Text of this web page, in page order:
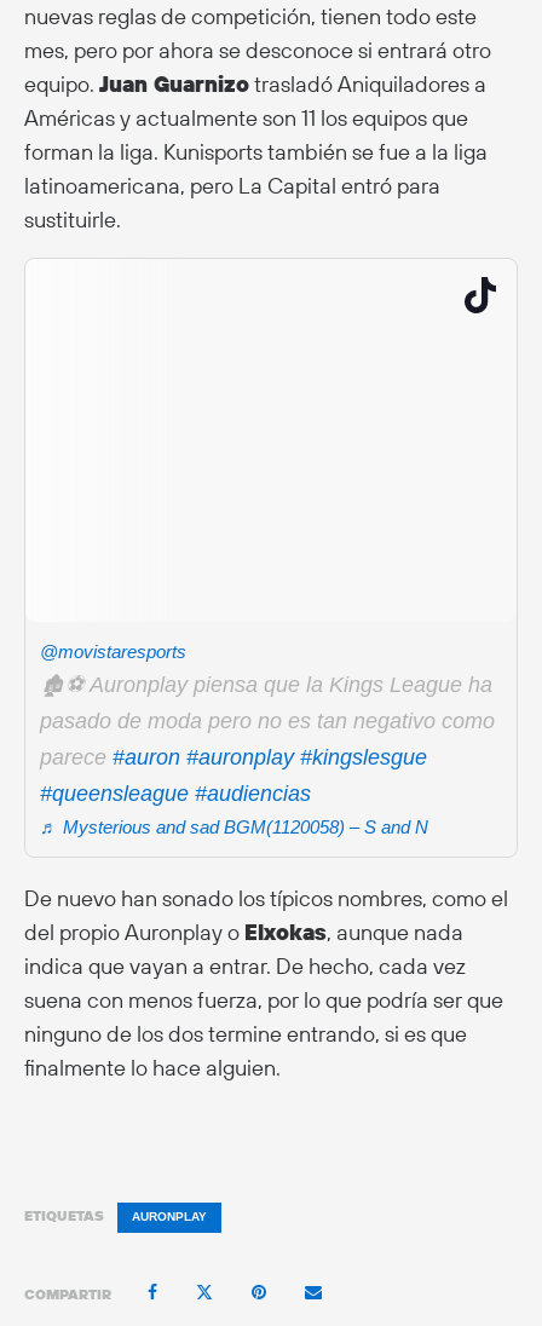
nuevas reglas de competición, tienen todo este
mes, pero por ahora se desconoce si entrará otro
equipo. Juan Guarnizotrasladó Aniquiladores a
Américas y actualmente son 11 los equipos que
forman la liga. Kunisports también se fue a la liga
latinoamericana, pero La Capital entró para
sustituirle.
@movistaresports
🏚️⚽️ Auronplay piensa que la Kings League ha
pasado de moda pero no es tan negativo como
parece #auron #auronplay #kingslesgue
#queensleague #audiencias
♬ Mysterious and sad BGM(1120058) – S and N
De nuevo han sonado los típicos nombres, como el
del propio Auronplay o Elxokas, aunque nada
indica que vayan a entrar. De hecho, cada vez
suena con menos fuerza, por lo que podría ser que
ninguno de los dos termine entrando, si es que
finalmente lo hace alguien.
ETIQUETAS AURONPLAY
COMPARTIR